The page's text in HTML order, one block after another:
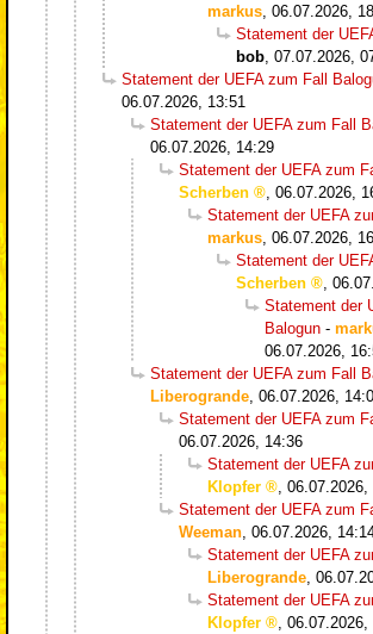
markus 06.07.2026,
Statement der
bob 07.07.2026,
Statement der UEFA zum Fall
06.07.2026, 13:51
Statement der UEFA zum Fall
06.07.2026, 14:29
Statement der UEFA zum
Scherben
06.07.2026,
Statement der UEFA
markus 06.07.2026,
Statement der
Scherben
Statement der
Balogun -
06.07.2026,
Statement der UEFA zum Fall
Liberogrande 06.07.2026,
Statement der UEFA zum
06.07.2026, 14:36
Statement der UEFA
Klopfer
06.07.2026,
Statement der UEFA zum
Weeman 06.07.2026,
Statement der UEFA
Liberogrande
Statement der UEFA
Klopfer
06.07.2026,